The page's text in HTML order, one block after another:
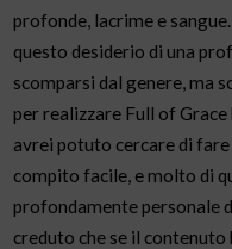
profonde, lacrime e
questo desiderio di una
scomparsi dal genere, ma
per realizzare Full of
avrei potuto cercare di
compito facile, e molto di
profondamente personale
creduto che se il contenuto